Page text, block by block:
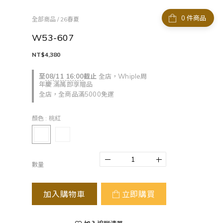
件商品
全部商品 / 26春夏
W53-607
至08/11 16:00截止 全店，Whiple周
年慶 滿萬即享贈品
全店，全商品滿5000免運
NT$4,380
顏色 : 桃紅
數量
加入購物車 立即購買